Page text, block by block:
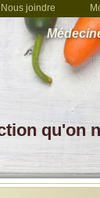
Nous joindre
qu'on